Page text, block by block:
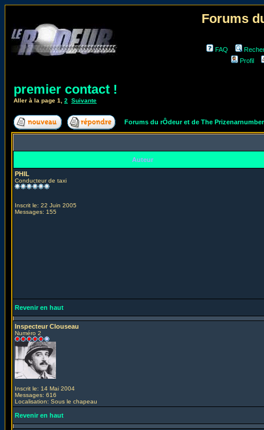
Forums
FAQ
Profil
premier contact !
Aller à la page 1 2 Suivante
Forums du rÔdeur et de The
Auteur
PHIL
Conducteur de taxi
Inscrit le: 22 Juin 2005
Messages: 155
Revenir en haut
Inspecteur Clouseau
Numéro 2
Inscrit le: 14 Mai 2004
Messages: 616
Localisation: Sous le chapeau
Revenir en haut